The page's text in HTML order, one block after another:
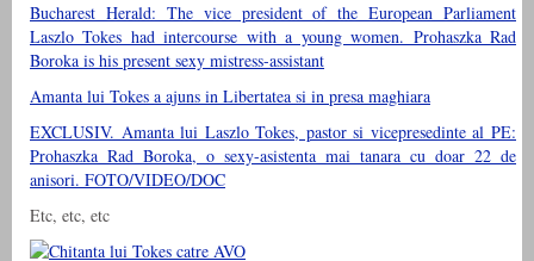
Bucharest Herald: The vice president of the European Parliament
Laszlo Tokes had intercourse with a young women. Prohaszka Rad
Boroka is his present sexy mistress-assistant
Amanta lui Tokes a ajuns in Libertatea si in presa maghiara
EXCLUSIV. Amanta lui Laszlo Tokes, pastor si vicepresedinte al PE:
Prohaszka Rad Boroka, o sexy-asistenta mai tanara cu doar 22 de
anisori. FOTO/VIDEO/DOC
Etc, etc, etc